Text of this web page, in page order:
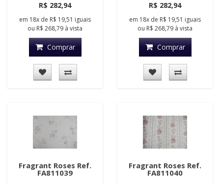
R$ 282,94
em 18x de R$ 19,51 iguais
ou R$ 268,79 à vista
Comprar
R$ 282,94
em 18x de R$ 19,51 iguais
ou R$ 268,79 à vista
Comprar
Fragrant Roses Ref.
FA811039
Fragrant Roses Ref.
FA811040